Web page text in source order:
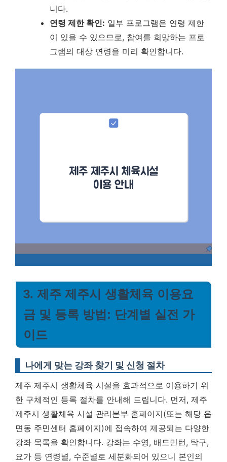
니다.
연령 제한 확인: 일부 프로그램은 연령 제한
이 있을 수 있으므로, 참여를 희망하는 프로
그램의 대상 연령을 미리 확인합니다.
3. 제주 제주시 생활체육 이용요
금 및 등록 방법: 단계별 실전 가
이드
나에게 맞는 강좌 찾기 및 신청 절차
제주 제주시 생활체육 시설을 효과적으로 이용하기 위
한 구체적인 등록 절차를 안내해 드립니다. 먼저, 제주
제주시 생활체육 시설 관리본부 홈페이지(또는 해당 읍
면동 주민센터 홈페이지)에 접속하여 제공되는 다양한
강좌 목록을 확인합니다. 강좌는 수영, 배드민턴, 탁구,
요가 등 연령별, 수준별로 세분화되어 있으니 본인의